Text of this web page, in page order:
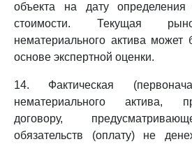
объекта на дату
стоимости. Текущая
нематериального актива может
основе экспертной оценки.
14. Фактическая
нематериального актива,
договору,
обязательств (оплату) не